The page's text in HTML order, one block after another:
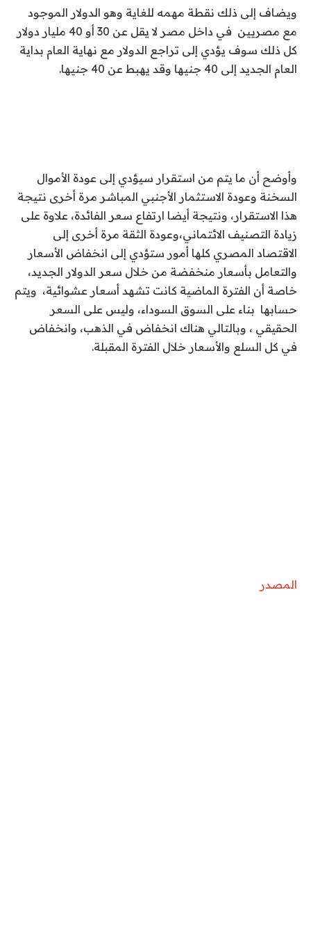
ويضاف إلى ذلك نقطة مهمه للغاية وهو الدولار الموجود
مع مصريين في داخل مصر ‏لا يقل عن 30 أو 40 مليار دولار
كل ذلك سوف يؤدي إلى تراجع الدولار مع نهاية العام بداية
العام الجديد إلى 40 جنيها وقد يهبط عن 40 جنيها.
وأوضح أن ما يتم من استقرار سيؤدي إلى عودة الأموال
السخنة وعودة الاستثمار الأجنبي المباشر مرة أخرى نتيجة
هذا الاستقرار، ونتيجة أيضا ارتفاع سعر الفائدة، علاوة على
زيادة التصنيف الائتماني،وعودة الثقة مرة أخرى إلى
الاقتصاد المصري كلها أمور ستؤدي إلى انخفاض الأسعار
والتعامل بأسعار منخفضة من خلال سعر الدولار الجديد،
خاصة أن الفترة الماضية كانت تشهد أسعار عشوائية، ويتم
حسابها بناء على السوق السوداء، وليس على السعر
الحقيقي ، وبالتالي هناك انخفاض في الذهب، وانخفاض
في كل السلع والأسعار خلال الفترة المقبلة.
المصدر